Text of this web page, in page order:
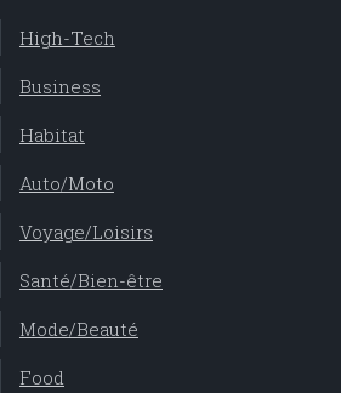
High-Tech
Business
Habitat
Auto/Moto
Voyage/Loisirs
Santé/Bien-être
Mode/Beauté
Food